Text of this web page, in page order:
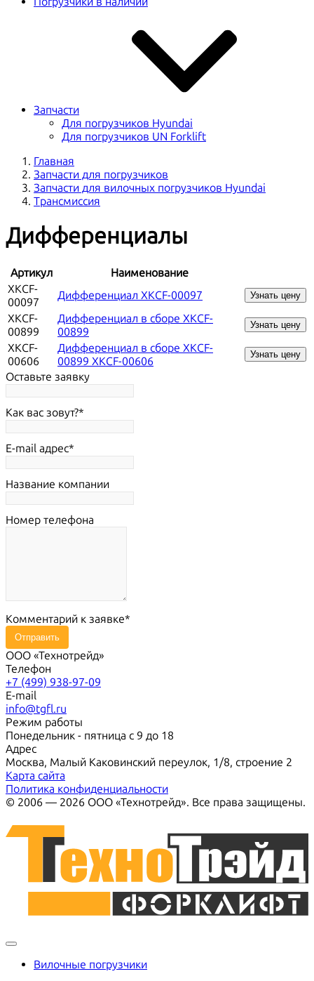
Запчасти
Для погрузчиков Hyundai
Для погрузчиков UN Forklift
Главная
Запчасти для погрузчиков
Запчасти для вилочных погрузчиков Hyundai
Трансмиссия
Дифференциалы
Артикул
Наименование
XKCF-
00097
Дифференциал XKCF-00097 Узнать цену
XKCF-
00899
Дифференциал в сборе XKCF-
00899
Узнать цену
XKCF-
00606
Дифференциал в сборе XKCF-
00899 XKCF-00606
Узнать цену
Оставьте заявку
Как вас зовут?
E-mail адрес
Название компании
Номер телефона
Комментарий к заявке
Отправить
ООО «Технотрейд»
Телефон
+7 (499) 938-97-09
E-mail
info@tgfl.ru
Режим работы
Понедельник - пятница с 9 до 18
Адрес
Москва, Малый Каковинский переулок, 1/8, строение 2
Карта сайта
Политика конфиденциальности
© 2006 — 2026 ООО «Технотрейд». Все права защищены.
Вилочные погрузчики